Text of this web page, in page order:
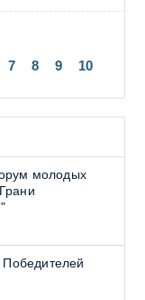
7 8 9 10
молодых